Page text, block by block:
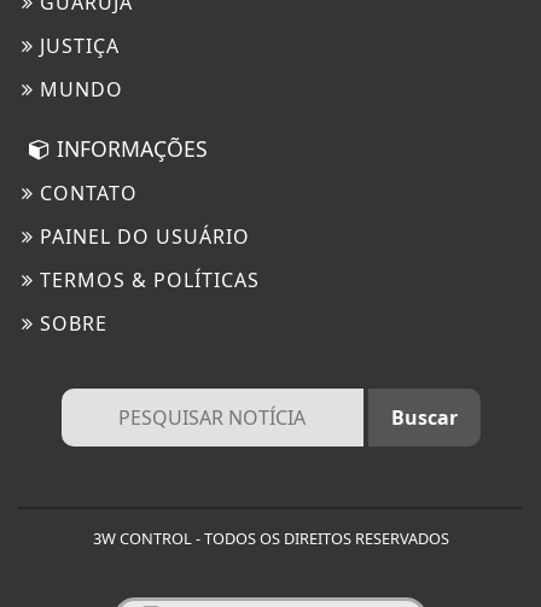
JUSTIÇA
MUNDO
INFORMAÇÕES
CONTATO
PAINEL DO USUÁRIO
TERMOS & POLÍTICAS
SOBRE
3W CONTROL - TODOS OS DIREITOS RESERVADOS